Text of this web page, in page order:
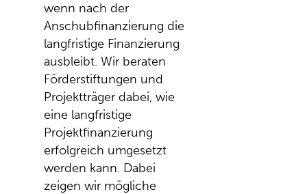
wenn nach der
Anschubfinanzierung die
langfristige Finanzierung
ausbleibt. Wir beraten
Förderstiftungen und
Projektträger dabei, wie
eine langfristige
Projektfinanzierung
erfolgreich umgesetzt
werden kann. Dabei
zeigen wir mögliche